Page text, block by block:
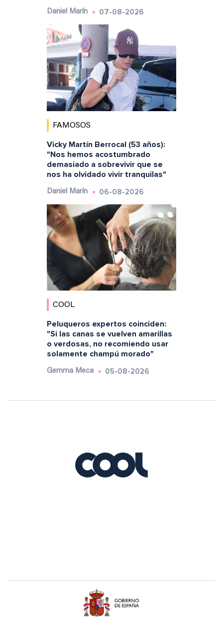
Daniel Marín 07-08-2026
FAMOSOS
Vicky Martín Berrocal (53 años):
"Nos hemos acostumbrado
demasiado a sobrevivir que se
nos ha olvidado vivir tranquilas"
Daniel Marín 06-08-2026
COOL
Peluqueros expertos coinciden:
"Si las canas se vuelven amarillas
o verdosas, no recomiendo usar
solamente champú morado"
Gemma Meca 05-08-2026